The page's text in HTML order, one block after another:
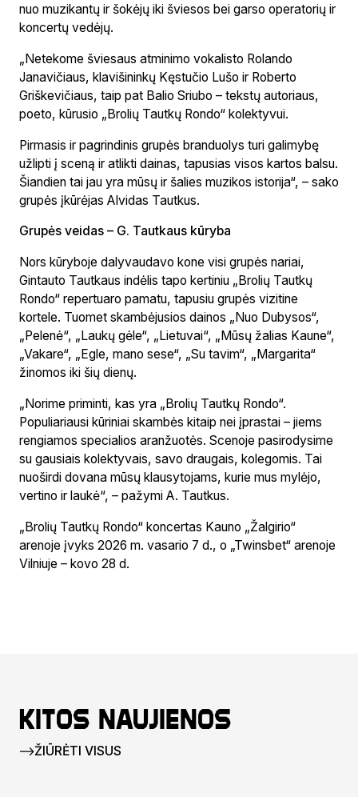
nuo muzikantų ir šokėjų iki šviesos bei garso operatorių ir
koncertų vedėjų.
„Netekome šviesaus atminimo vokalisto Rolando
Janavičiaus, klavišininkų Kęstučio Lušo ir Roberto
Griškevičiaus, taip pat Balio Sriubo – tekstų autoriaus,
poeto, kūrusio „Brolių Tautkų Rondo“ kolektyvui.
Pirmasis ir pagrindinis grupės branduolys turi galimybę
užlipti į sceną ir atlikti dainas, tapusias visos kartos balsu.
Šiandien tai jau yra mūsų ir šalies muzikos istorija“, – sako
grupės įkūrėjas Alvidas Tautkus.
Grupės veidas – G. Tautkaus kūryba
Nors kūryboje dalyvaudavo kone visi grupės nariai,
Gintauto Tautkaus indėlis tapo kertiniu „Brolių Tautkų
Rondo“ repertuaro pamatu, tapusiu grupės vizitine
kortele. Tuomet skambėjusios dainos „Nuo Dubysos“,
„Pelenė“, „Laukų gėle“, „Lietuvai“, „Mūsų žalias Kaune“,
„Vakare“, „Egle, mano sese“, „Su tavim“, „Margarita“
žinomos iki šių dienų.
„Norime priminti, kas yra „Brolių Tautkų Rondo“.
Populiariausi kūriniai skambės kitaip nei įprastai – jiems
rengiamos specialios aranžuotės. Scenoje pasirodysime
su gausiais kolektyvais, savo draugais, kolegomis. Tai
nuoširdi dovana mūsų klausytojams, kurie mus mylėjo,
vertino ir laukė“, – pažymi A. Tautkus.
„Brolių Tautkų Rondo“ koncertas Kauno „Žalgirio“
arenoje įvyks 2026 m. vasario 7 d., o „Twinsbet“ arenoje
Vilniuje – kovo 28 d.
Kitos naujienos
ŽIŪRĖTI VISUS